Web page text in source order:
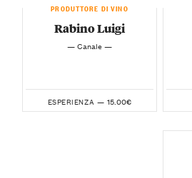
PRODUTTORE DI VINO
Rabino Luigi
— Canale —
ESPERIENZA — 15.00€